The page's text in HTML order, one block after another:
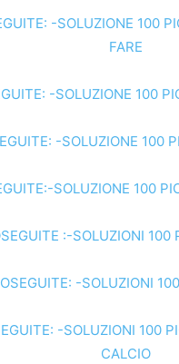
-SOLUZIONE 100
FARE
-SOLUZIONE 100
-SOLUZIONE 100
SOLUZIONE 100
:-SOLUZIONI 100
-SOLUZIONI
-SOLUZIONI 100
CALCIO